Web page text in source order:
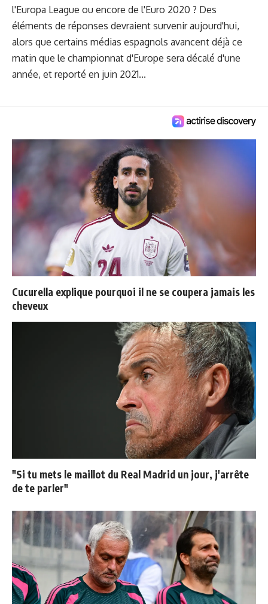
l'Europa League ou encore de l'Euro 2020 ? Des
éléments de réponses devraient survenir aujourd'hui,
alors que certains médias espagnols avancent déjà ce
matin que le championnat d'Europe sera décalé d'une
année, et reporté en juin 2021...
Cucurella explique pourquoi il ne se coupera jamais les
cheveux
"Si tu mets le maillot du Real Madrid un jour, j'arrête
de te parler"